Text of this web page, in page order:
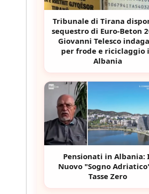
Tribunale di Tirana
sequestro di Euro-Beton
Giovanni Telesco
per frode e riciclaggio
Albania
Pensionati in Albania:
Nuovo "Sogno
Tasse Zero